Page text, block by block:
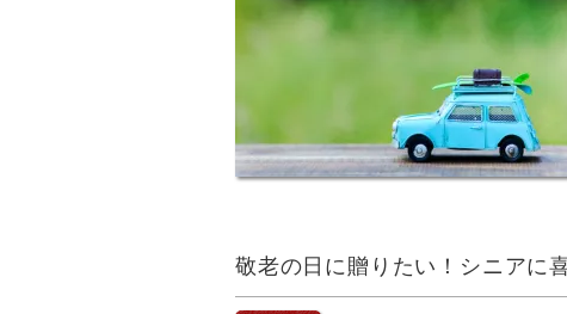
敬老の日に贈りたい！シニアに